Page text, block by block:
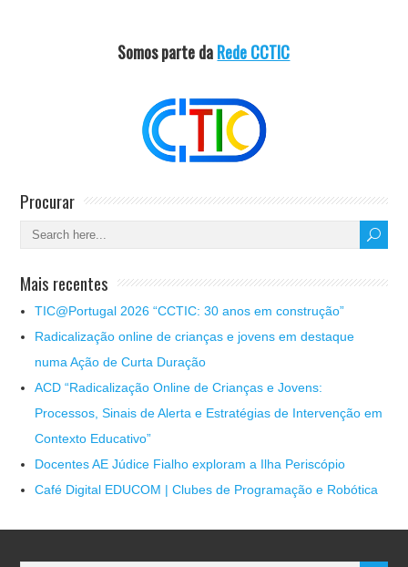
Somos parte daRede CCTIC
Procurar
Mais recentes
TIC@Portugal 2026 “CCTIC: 30 anos em construção”
Radicalização online de crianças e jovens em destaque
numa Ação de Curta Duração
ACD “Radicalização Online de Crianças e Jovens:
Processos, Sinais de Alerta e Estratégias de Intervenção em
Contexto Educativo”
Docentes AE Júdice Fialho exploram a Ilha Periscópio
Café Digital EDUCOM | Clubes de Programação e Robótica